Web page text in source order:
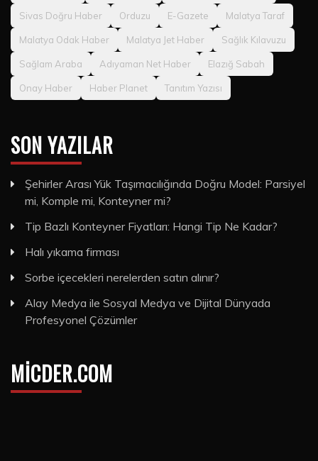
Sivas Doğru Haber Orduzu E-Gazete Malatya Taraf
Malatya Odak Haber Malatya Jet Haber Sağlık Kılavuzu
Sağlam Araba Adıyaman Net Haber Elazığ Sabah
Onay Haber Haber Planet Tanıtım Yazısı
SON YAZILAR
Şehirler Arası Yük Taşımacılığında Doğru Model: Parsiyel
mi, Komple mi, Konteyner mi?
Tip Bazlı Konteyner Fiyatları: Hangi Tip Ne Kadar?
Halı yıkama firması
Sorbe içecekleri nerelerden satın alınır?
Alay Medya ile Sosyal Medya ve Dijital Dünyada
Profesyonel Çözümler
MICDER.COM